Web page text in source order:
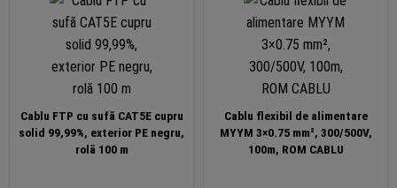
Cablu FTP cu sufă CAT5E cupru
solid 99,99%, exterior PE negru,
rolă 100 m
Cablu flexibil de alimentare
MYYM 3×0.75 mm², 300/500V,
100m, ROM CABLU